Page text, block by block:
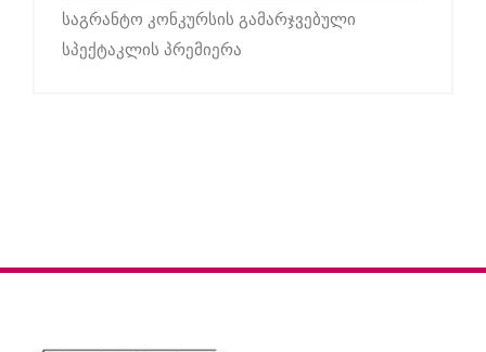
საგრანტო კონკურსის გამარჯვებული
სპექტაკლის პრემიერა